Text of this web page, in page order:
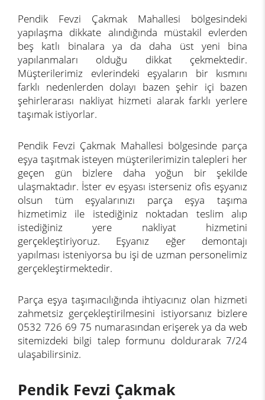
Pendik Fevzi Çakmak Mahallesi bölgesindeki
yapılaşma dikkate alındığında müstakil evlerden
beş katlı binalara ya da daha üst yeni bina
yapılanmaları olduğu dikkat çekmektedir.
Müşterilerimiz evlerindeki eşyaların bir kısmını
farklı nedenlerden dolayı bazen şehir içi bazen
şehirlerarası nakliyat hizmeti alarak farklı yerlere
taşımak istiyorlar.
Pendik Fevzi Çakmak Mahallesi bölgesinde parça
eşya taşıtmak isteyen müşterilerimizin talepleri her
geçen gün bizlere daha yoğun bir şekilde
ulaşmaktadır. İster ev eşyası isterseniz ofis eşyanız
olsun tüm eşyalarınızı parça eşya taşıma
hizmetimiz ile istediğiniz noktadan teslim alıp
istediğiniz yere nakliyat hizmetini
gerçekleştiriyoruz. Eşyanız eğer demontajı
yapılması isteniyorsa bu işi de uzman personelimiz
gerçekleştirmektedir.
Parça eşya taşımacılığında ihtiyacınız olan hizmeti
zahmetsiz gerçekleştirilmesini istiyorsanız bizlere
0532 726 69 75 numarasından erişerek ya da web
sitemizdeki bilgi talep formunu doldurarak 7/24
ulaşabilirsiniz.
Pendik Fevzi Çakmak